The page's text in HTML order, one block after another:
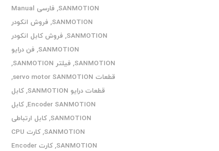
SANMOTION
,
فارسی Manual
SANMOTION
, فروش انکودر
SANMOTION
, فروش کابل انکودر
SANMOTION
, فن درایو
SANMOTION
, فیلتر SANMOTION
,
قطعات servo motor SANMOTION
,
قطعات درایو SANMOTION
,کابل
Encoder SANMOTION
,کابل
SANMOTION
,کابل ارتباطی
SANMOTION
,
کارت CPU
SANMOTION
,
کارت Encoder